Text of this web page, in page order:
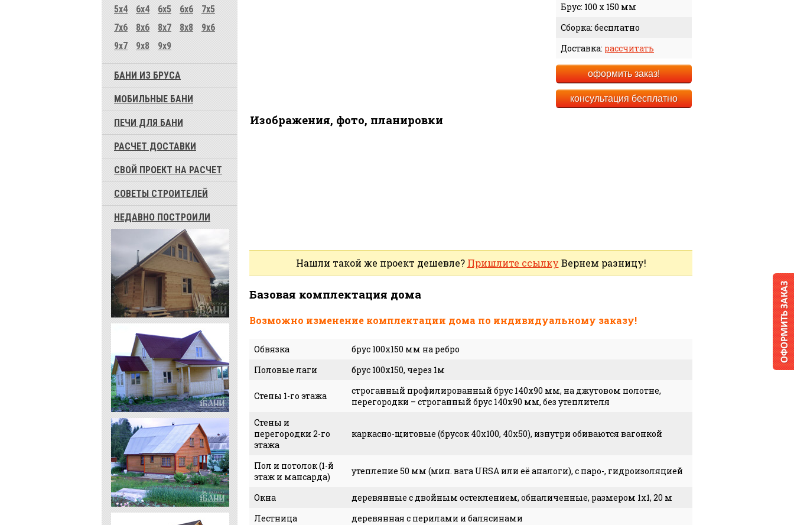
5x4
6x4 6x5 6x6
7x5
7x6
8x6 8x7 8x8
9x6
9x7
9x8 9x9
БАНИ ИЗ БРУСА
МОБИЛЬНЫЕ БАНИ
ПЕЧИ ДЛЯ БАНИ
РАСЧЕТ ДОСТАВКИ
СВОЙ ПРОЕКТ НА РАСЧЕТ
СОВЕТЫ СТРОИТЕЛЕЙ
НЕДАВНО ПОСТРОИЛИ
Брус: 100 x 150 мм
Сборка: бесплатно
Доставка: рассчитать
оформить заказ!
консультация бесплатно
Изображения, фото, планировки
Нашли такой же проект дешевле? Пришлите ссылку Вернем разницу!
Базовая комплектация дома
Возможно изменение комплектации дома по индивидуальному заказу!
Обвязка
брус 100x150 мм на ребро
Половые лаги
брус 100х150, через 1м
Стены 1-го этажа
строганный профилированный брус 140х90 мм, на джутовом полотне,
перегородки – строганный брус 140х90 мм, без утеплителя
Стены и
перегородки 2-го
этажа
каркасно-щитовые (брусок 40х100, 40х50), изнутри обиваются вагонкой
Пол и потолок (1-й
этаж и мансарда)
утепление 50 мм (мин. вата URSA или её аналоги), с паро-, гидроизоляцией
Окна
деревянные с двойным остеклением, обналиченные, размером 1х1, 20 м
Лестница
деревянная с перилами и балясинами